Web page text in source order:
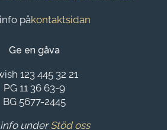
påkontaktsidan
Ge en gåva
123 445 32 21
PG 11 36 63-9
BG 5677-2445
underStöd oss